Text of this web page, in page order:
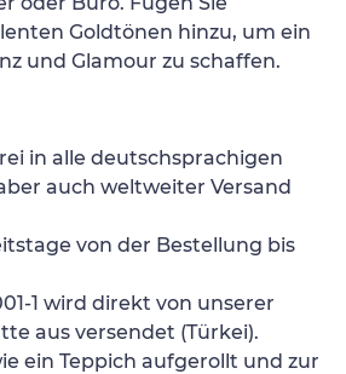
Goldtönen hinzu, um ein
und Glamour zu schaffen.
in alle deutschsprachigen
auch weltweiter Versand
von der Bestellung bis
1 wird direkt von unserer
aus versendet (Türkei).
ein Teppich aufgerollt und zur